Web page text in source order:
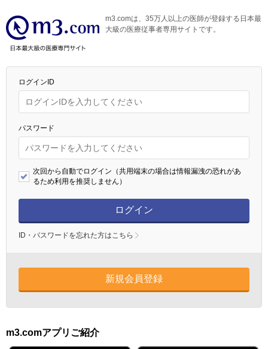
m3.comは、35万人以上の医師が登録する日本最
大級の医療従事者専用サイトです。
ログインID
パスワード
次回から自動でログイン（共用端末の場合は情報漏洩の恐れがあ
るため利用を推奨しません）
ログイン
ID・パスワードを忘れた方はこちら
新規会員登録
m3.comアプリご紹介